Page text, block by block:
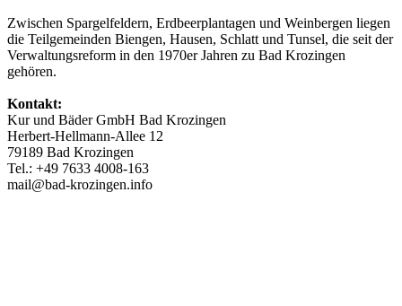
Zwischen Spargelfeldern, Erdbeerplantagen und Weinbergen liegen
die Teilgemeinden Biengen, Hausen, Schlatt und Tunsel, die seit der
Verwaltungsreform in den 1970er Jahren zu Bad Krozingen
gehören.
Kontakt:
Kur und Bäder GmbH Bad Krozingen
Herbert-Hellmann-Allee 12
79189 Bad Krozingen
Tel.: +49 7633 4008-163
mail@bad-krozingen.info